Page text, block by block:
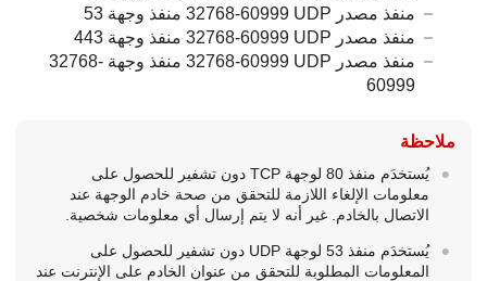
منفذ مصدر UDP‏ 32768-60999 منفذ وجهة‏ 53
منفذ مصدر UDP‏ 32768-60999 منفذ وجهة‏ 443
منفذ مصدر UDP‏ 32768-60999 منفذ وجهة‏ 32768-
60999
ملاحظة
يُستخدَم منفذ 80 لوجهة TCP دون تشفير للحصول على
معلومات الإلغاء اللازمة للتحقق من صحة خادم الوجهة عند
الاتصال بالخادم. غير أنه لا يتم إرسال أي معلومات شخصية.
يُستخدَم منفذ 53 لوجهة UDP دون تشفير للحصول على
المعلومات المطلوبة للتحقق من عنوان الخادم على الإنترنت عند